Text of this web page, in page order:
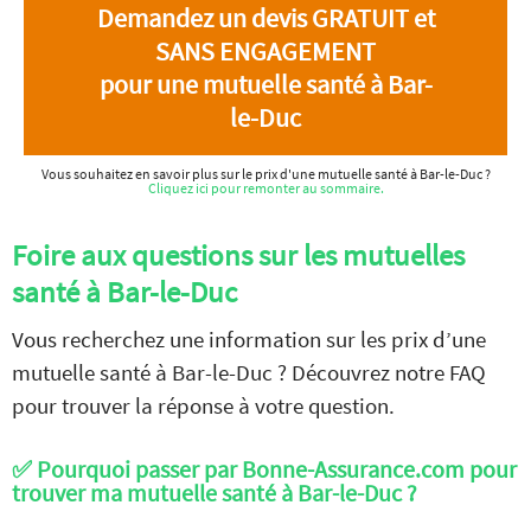
Demandez un devis GRATUIT et
SANS ENGAGEMENT
pour une mutuelle santé à Bar-
le-Duc
Vous souhaitez en savoir plus sur le prix d'une mutuelle santé à Bar-le-Duc ?
Cliquez ici pour remonter au sommaire.
Foire aux questions sur les mutuelles
santé à Bar-le-Duc
Vous recherchez une information sur les prix d’une
mutuelle santé à Bar-le-Duc ? Découvrez notre FAQ
pour trouver la réponse à votre question.
✅ Pourquoi passer par Bonne-Assurance.com pour
trouver ma mutuelle santé à Bar-le-Duc ?